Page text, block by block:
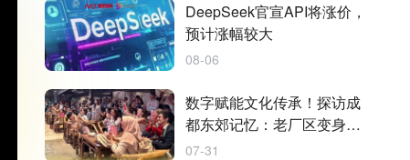
DeepSeek官宣API将涨价，
预计涨幅较大
08-06
数字赋能文化传承！探访成
都东郊记忆：老厂区变身时
尚潮流地
07-31